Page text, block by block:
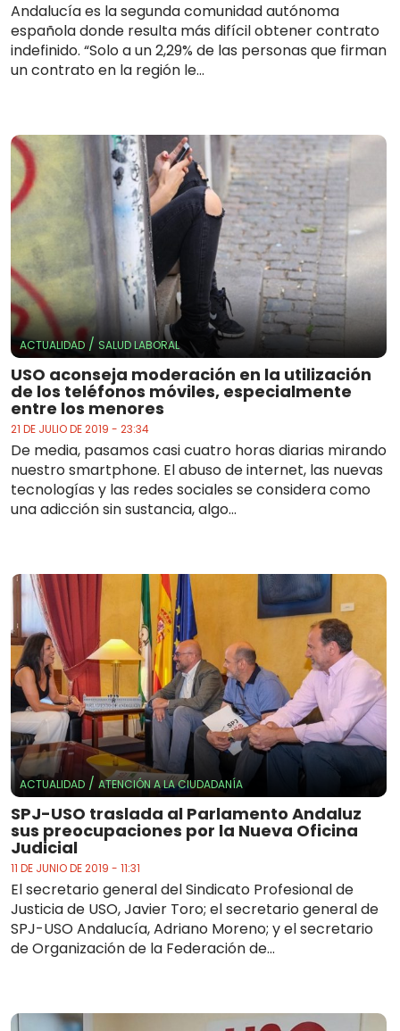
Andalucía es la segunda comunidad autónoma
española donde resulta más difícil obtener contrato
indefinido. “Solo a un 2,29% de las personas que firman
un contrato en la región le...
ACTUALIDAD / SALUD LABORAL
USO aconseja moderación en la utilización
de los teléfonos móviles, especialmente
entre los menores
21 DE JULIO DE 2019 - 23:34
De media, pasamos casi cuatro horas diarias mirando
nuestro smartphone. El abuso de internet, las nuevas
tecnologías y las redes sociales se considera como
una adicción sin sustancia, algo...
ACTUALIDAD / ATENCIÓN A LA CIUDADANÍA
SPJ-USO traslada al Parlamento Andaluz
sus preocupaciones por la Nueva Oficina
Judicial
11 DE JUNIO DE 2019 - 11:31
El secretario general del Sindicato Profesional de
Justicia de USO, Javier Toro; el secretario general de
SPJ-USO Andalucía, Adriano Moreno; y el secretario
de Organización de la Federación de...